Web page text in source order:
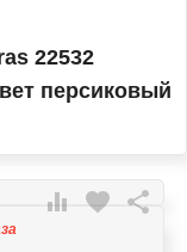
22532
персиковый
 favorite 